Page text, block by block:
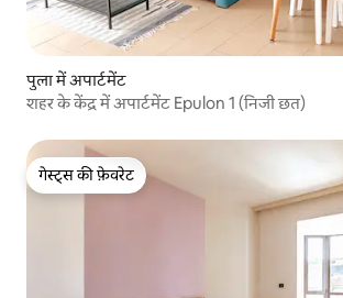
पुला में अपार्टमेंट
शहर के केंद्र में अपार्टमेंट Epulon 1 (निजी छत)
गेस्ट्स की फ़ेवरेट
गेस्ट्स की फ़ेवरेट